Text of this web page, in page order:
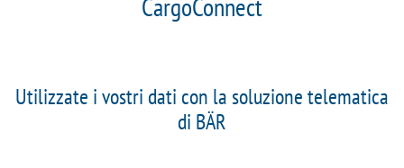
CargoConnect
Utilizzate i vostri dati con la soluzione telematica
di BÄR